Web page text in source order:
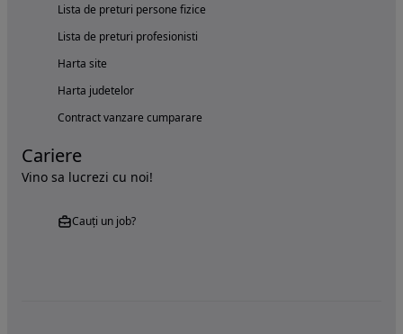
Lista de preturi persone fizice
Lista de preturi profesionisti
Harta site
Harta judetelor
Contract vanzare cumparare
Cariere
Vino sa lucrezi cu noi!
Cauți un job?